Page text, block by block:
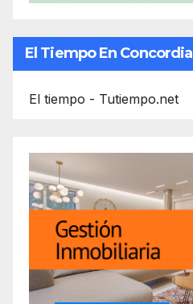
El Tiempo En Concordia
El tiempo - Tutiempo.net